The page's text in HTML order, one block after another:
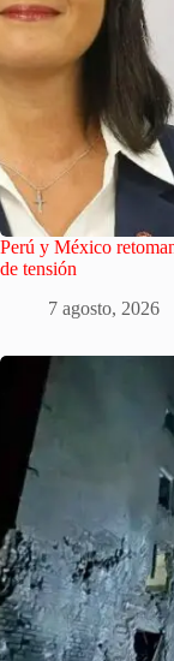
Perú y México
de tensión
7 agosto, 2026